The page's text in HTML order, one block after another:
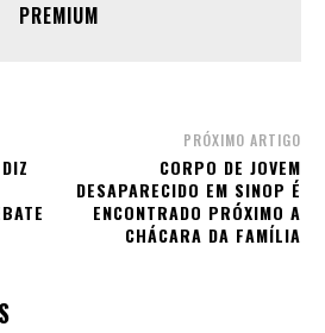
PREMIUM
PRÓXIMO ARTIGO
CORPO DE JOVEM
DESAPARECIDO EM SINOP É
ENCONTRADO PRÓXIMO A
CHÁCARA DA FAMÍLIA